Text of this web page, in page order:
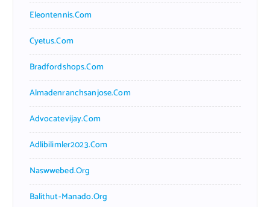
Eleontennis.com
Cyetus.com
Bradfordshops.com
Almadenranchsanjose.com
Advocatevijay.com
Adlibilimler2023.com
Naswwebed.org
Balithut-Manado.org